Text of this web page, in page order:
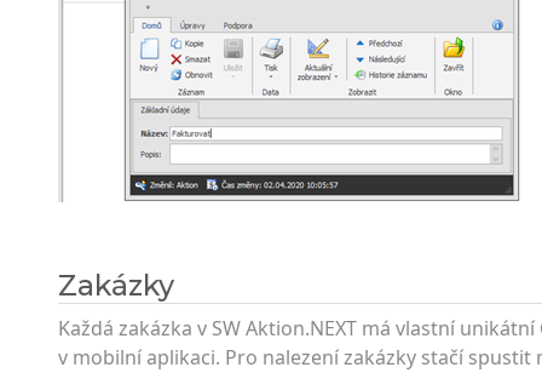
Zakázky
Každá zakázka v SW Aktion.NEXT má vlastní
v mobilní aplikaci. Pro nalezení zakázky stačí